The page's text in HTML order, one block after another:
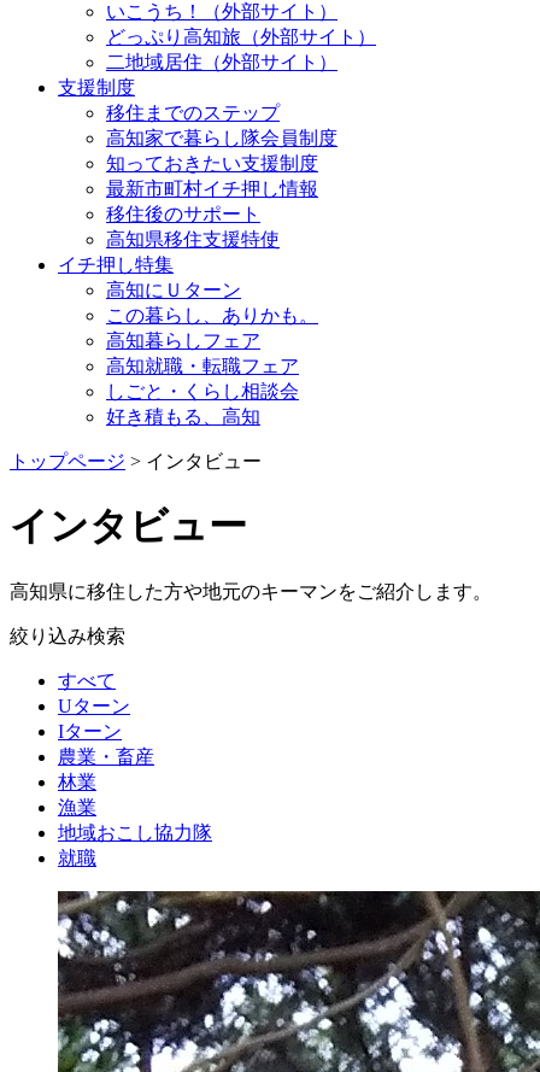
いこうち！（外部サイト）
どっぷり高知旅（外部サイト）
二地域居住（外部サイト）
支援制度
移住までのステップ
高知家で暮らし隊会員制度
知っておきたい支援制度
最新市町村イチ押し情報
移住後のサポート
高知県移住支援特使
イチ押し特集
高知にＵターン
この暮らし、ありかも。
高知暮らしフェア
高知就職・転職フェア
しごと・くらし相談会
好き積もる、高知
トップページ > インタビュー
インタビュー
高知県に移住した方や地元のキーマンをご紹介します。
絞り込み検索
すべて
Uターン
Iターン
農業・畜産
林業
漁業
地域おこし協力隊
就職